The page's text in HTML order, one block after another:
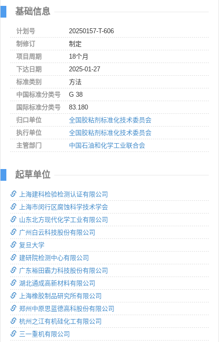
基础信息
计划号
20250157-T-606
制修订
制定
项目周期
18个月
下达日期
2025-01-27
标准类别
方法
中国标准分类号
G 38
国际标准分类号
83.180
归口单位
全国胶粘剂标准化技术委员会
执行单位
全国胶粘剂标准化技术委员会
主管部门
中国石油和化学工业联合会
起草单位
上海建科检验检测认证有限公司
上海市闵行区腐蚀科学技术学会
山东北方现代化学工业有限公司
广州白云科技股份有限公司
复旦大学
建研院检测中心有限公司
广东裕田霸力科技股份有限公司
湖北通成高新材料有限公司
上海橡胶制品研究所有限公司
郑州中原思蓝德高科股份有限公司
杭州之江有机硅化工有限公司
三一重机有限公司